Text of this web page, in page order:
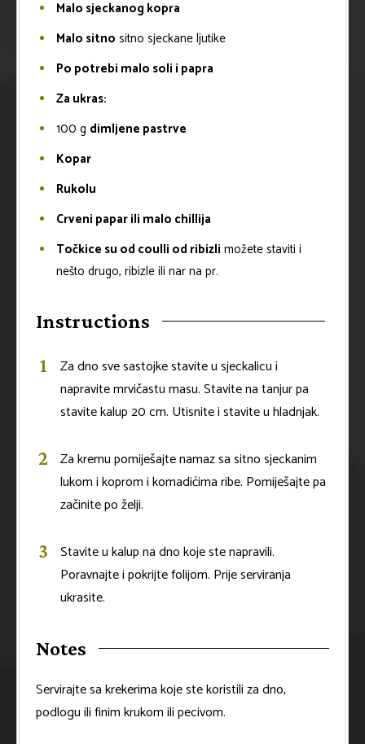
Malo sjeckanog kopra
Malo sitno sitno sjeckane ljutike
Po potrebi malo soli i papra
Za ukras:
100 g dimljene pastrve
Kopar
Rukolu
Crveni papar ili malo chillija
Točkice su od coulli od ribizli možete staviti i
nešto drugo, ribizle ili nar na pr.
Instructions
Za dno sve sastojke stavite u sjeckalicu i
napravite mrvičastu masu. Stavite na tanjur pa
stavite kalup 20 cm. Utisnite i stavite u hladnjak.
Za kremu pomiješajte namaz sa sitno sjeckanim
lukom i koprom i komadićima ribe. Pomiješajte pa
začinite po želji.
Stavite u kalup na dno koje ste napravili.
Poravnajte i pokrijte folijom. Prije serviranja
ukrasite.
Notes
Servirajte sa krekerima koje ste koristili za dno,
podlogu ili finim krukom ili pecivom.